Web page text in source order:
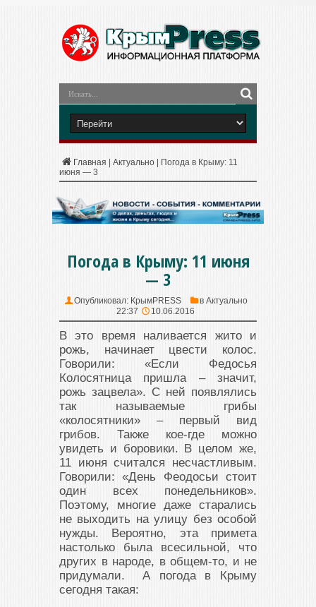
Главная Актуально
Погода в Крыму: 11
июня — 3
Погода в Крыму: 11 июня
— 3
Опубликовал: КрымPRESS в Актуально
22:37
10.06.2016
В это время наливается жито и
рожь, начинает цвести колос.
Говорили: «Если Федосья
Колосятница пришла – значит,
рожь зацвела». С ней появлялись
так называемые грибы
«колосятники» – первый вид
грибов. Также кое-где можно
увидеть и боровики. В целом же,
11 июня считался несчастливым.
Говорили: «День Феодосьи стоит
один всех понедельников».
Поэтому, многие даже старались
не выходить на улицу без особой
нужды. Вероятно, эта примета
настолько была всесильной, что
других в народе, в общем-то, и не
придумали. А погода в Крыму
сегодня такая: